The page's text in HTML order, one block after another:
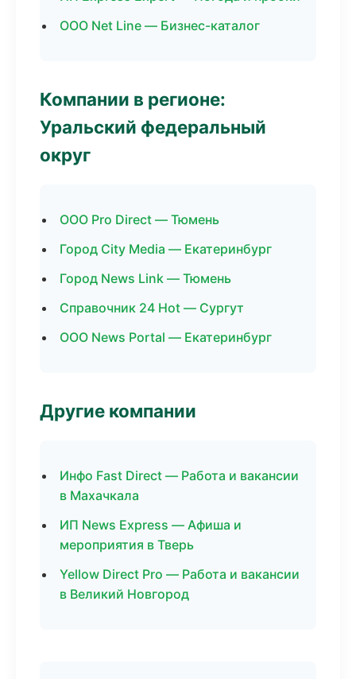
ООО Net Line — Бизнес-каталог
Компании в регионе:
Уральский федеральный
округ
ООО Pro Direct — Тюмень
Город City Media — Екатеринбург
Город News Link — Тюмень
Справочник 24 Hot — Сургут
ООО News Portal — Екатеринбург
Другие компании
Инфо Fast Direct — Работа и вакансии
в Махачкала
ИП News Express — Афиша и
мероприятия в Тверь
Yellow Direct Pro — Работа и вакансии
в Великий Новгород